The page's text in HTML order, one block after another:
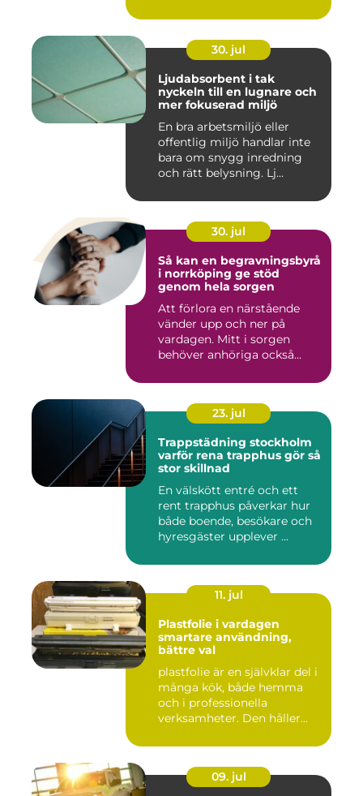
30. jul
Ljudabsorbent i tak
nyckeln till en lugnare och
mer fokuserad miljö
En bra arbetsmiljö eller
offentlig miljö handlar inte
bara om snygg inredning
och rätt belysning. Lj...
30. jul
Så kan en begravningsbyrå
i norrköping ge stöd
genom hela sorgen
Att förlora en närstående
vänder upp och ner på
vardagen. Mitt i sorgen
behöver anhöriga också
23. jul
Trappstädning stockholm
varför rena trapphus gör så
stor skillnad
En välskött entré och ett
rent trapphus påverkar hur
både boende, besökare och
hyresgäster upplever ...
11. jul
Plastfolie i vardagen
smartare användning,
bättre val
plastfolie är en självklar del i
många kök, både hemma
och i professionella
verksamheter. Den håller...
09. jul